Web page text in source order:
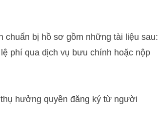
chuẩn bị hồ sơ gồm những tài liệu sau:
phí qua dịch vụ bưu chính hoặc nộp
hưởng quyền đăng ký từ người